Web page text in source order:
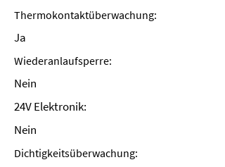
Thermokontaktüberwachung:
Ja
Wiederanlaufsperre:
Nein
24V Elektronik:
Nein
Dichtigkeitsüberwachung: